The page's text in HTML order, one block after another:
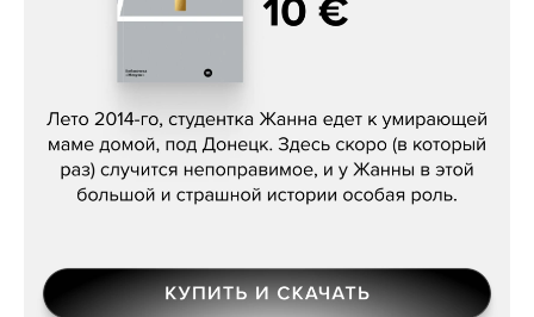
Сергей Лебедев, «Белая дама»